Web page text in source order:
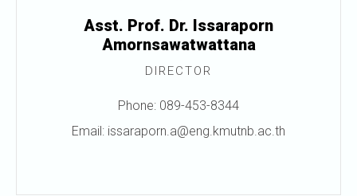
Asst. Prof. Dr. Issaraporn
Amornsawatwattana
DIRECTOR
Phone: 089-453-8344
Email: issaraporn.a@eng.kmutnb.ac.th